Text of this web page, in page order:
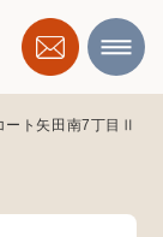
ート矢田南7丁目Ⅱ